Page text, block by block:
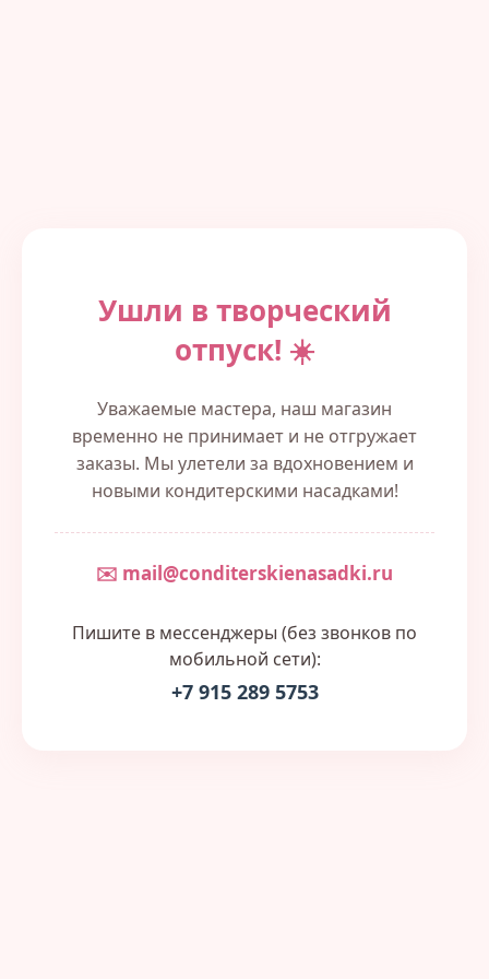
Ушли в творческий
отпуск! ☀️
Уважаемые мастера, наш магазин
временно не принимает и не отгружает
заказы. Мы улетели за вдохновением и
новыми кондитерскими насадками!
✉️ mail@conditerskienasadki.ru
Пишите в мессенджеры (без звонков по
мобильной сети):
+7 915 289 5753